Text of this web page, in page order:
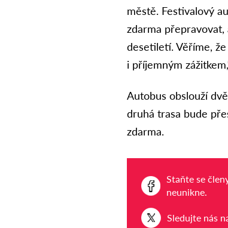
městě. Festivalový
zdarma
desetiletí. Věříme,
i příjemným
Autobus obslouží
druhá trasa bude
zdarma.
Staňte se
neunikne.
Sledujte nás